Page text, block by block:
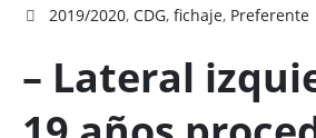
2019/2020,CDG,fichaje, Preferente
– Lateral